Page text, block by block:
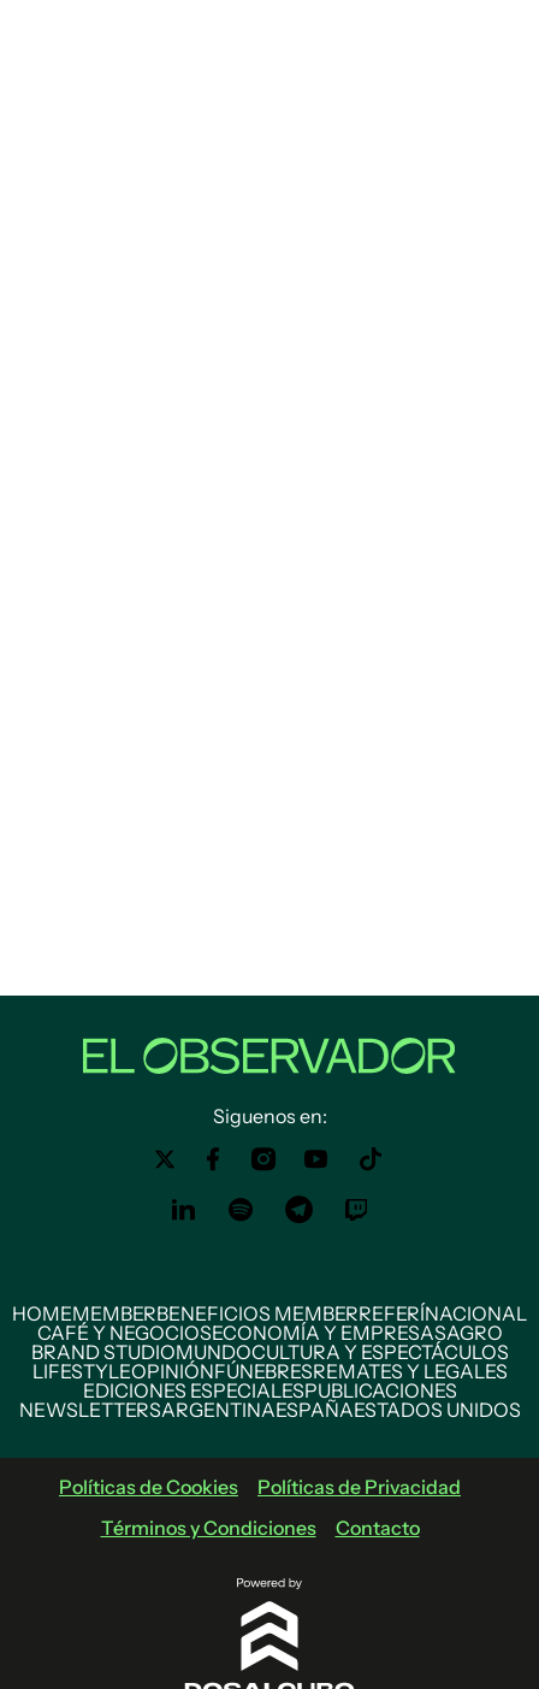
Siguenos en:
HOMEMEMBERBENEFICIOS MEMBERREFERÍNACIONAL
CAFÉ Y NEGOCIOSECONOMÍA Y EMPRESASAGRO
BRAND STUDIOMUNDOCULTURA Y ESPECTÁCULOS
LIFESTYLEOPINIÓNFÚNEBRESREMATES Y LEGALES
EDICIONES ESPECIALESPUBLICACIONES
NEWSLETTERSARGENTINAESPAÑAESTADOS UNIDOS
Políticas de Cookies
Políticas de Privacidad
Términos y Condiciones
Contacto